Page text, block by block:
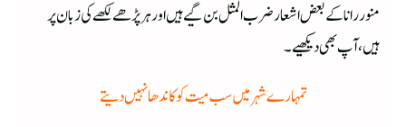
منور رانا کے بعض اشعار ضرب المثل بن گیے ہیں اور ہر پڑھے لکھے کی زبان پر
ہیں، آپ بھی دیکھیے۔
تمہارے شہر میں سب میت کو کاندھا نہیں دیتے